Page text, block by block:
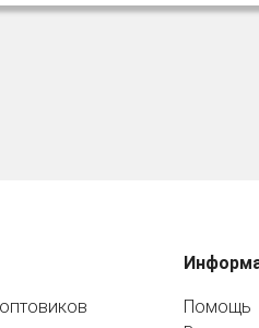
Помощь